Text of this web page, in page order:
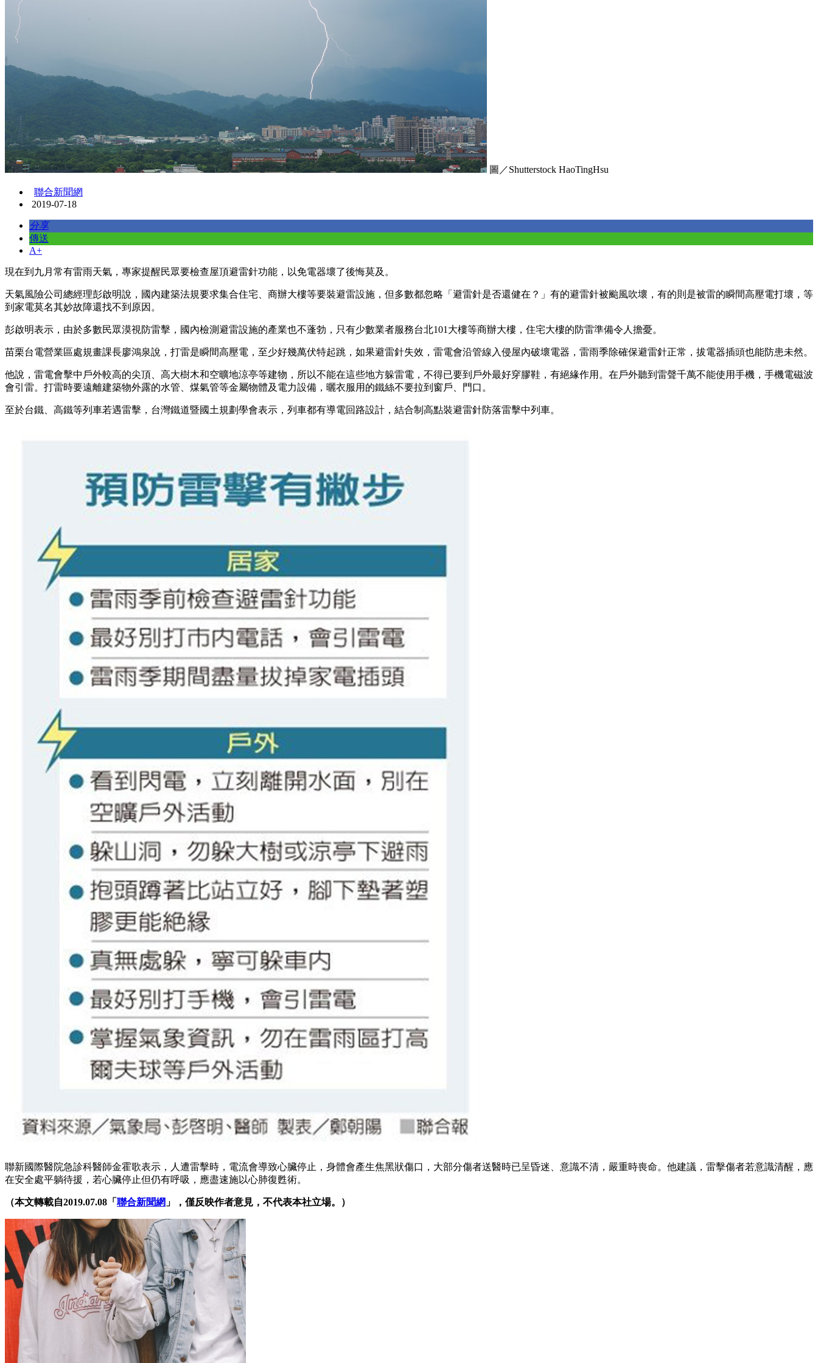
圖／Shutterstock HaoTingHsu
聯合新聞網
2019-07-18
分享
傳送
A+
現在到九月常有雷雨天氣，專家提醒民眾要檢查屋頂避雷針功能，以免電器壞了後悔莫及。
天氣風險公司總經理彭啟明說，國內建築法規要求集合住宅、商辦大樓等要裝避雷設施，但多數都忽略「避雷針是否還健在？」有的避雷針被颱風吹壞，有的則是被雷的瞬間高壓電打壞，等
到家電莫名其妙故障還找不到原因。
彭啟明表示，由於多數民眾漠視防雷擊，國內檢測避雷設施的產業也不蓬勃，只有少數業者服務台北101大樓等商辦大樓，住宅大樓的防雷準備令人擔憂。
苗栗台電營業區處規畫課長廖鴻泉說，打雷是瞬間高壓電，至少好幾萬伏特起跳，如果避雷針失效，雷電會沿管線入侵屋內破壞電器，雷雨季除確保避雷針正常，拔電器插頭也能防患未然。
他說，雷電會擊中戶外較高的尖頂、高大樹木和空曠地涼亭等建物，所以不能在這些地方躲雷電，不得已要到戶外最好穿膠鞋，有絕緣作用。在戶外聽到雷聲千萬不能使用手機，手機電磁波
會引雷。打雷時要遠離建築物外露的水管、煤氣管等金屬物體及電力設備，曬衣服用的鐵絲不要拉到窗戶、門口。
至於台鐵、高鐵等列車若遇雷擊，台灣鐵道暨國土規劃學會表示，列車都有導電回路設計，結合制高點裝避雷針防落雷擊中列車。
聯新國際醫院急診科醫師金霍歌表示，人遭雷擊時，電流會導致心臟停止，身體會產生焦黑狀傷口，大部分傷者送醫時已呈昏迷、意識不清，嚴重時喪命。他建議，雷擊傷者若意識清醒，應
在安全處平躺待援，若心臟停止但仍有呼吸，應盡速施以心肺復甦術。
（本文轉載自2019.07.08「 聯合新聞網 」，僅反映作者意見，不代表本社立場。）